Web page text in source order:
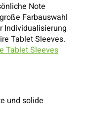
Note
Farbauswahl
Individualisierung
Tablet Sleeves.
Tablet Sleeves
und solide